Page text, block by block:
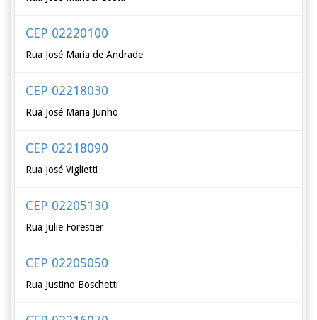
CEP 02220100
Rua José Maria de Andrade
CEP 02218030
Rua José Maria Junho
CEP 02218090
Rua José Viglietti
CEP 02205130
Rua Julie Forestier
CEP 02205050
Rua Justino Boschetti